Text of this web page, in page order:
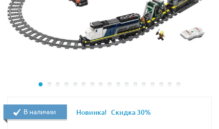
набора
Лего 60050 Железнодорожная станция.
ВАЖНО!Для набора требуются батарейки, НЕ
управления
В наличии Новинка! Скидка 30%